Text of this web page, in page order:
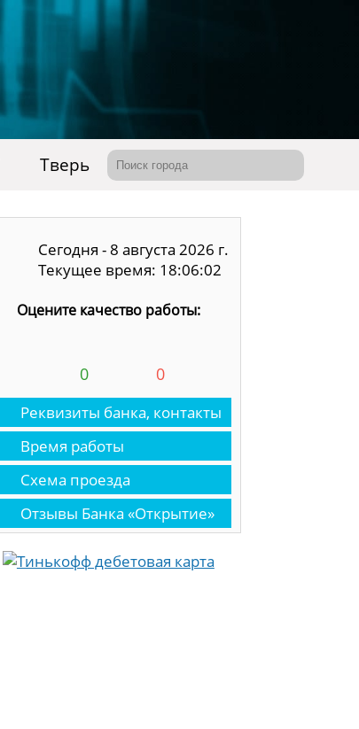
Тверь
Сегодня - 8 августа 2026 г.
Текущее время: 18:06:03
Оцените качество работы:
0 0
Реквизиты банка, контакты
Время работы
Схема проезда
Отзывы Банка «Открытие»